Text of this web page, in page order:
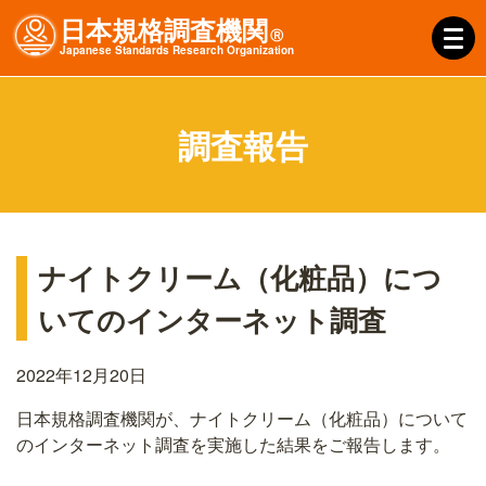
日本規格調査機関Ⓡ
JapaneseStandardsResearchOrganization
調査報告
ナイトクリーム（化粧品）につ
いてのインターネット調査
2022年12月20日
日本規格調査機関が、ナイトクリーム（化粧品）について
のインターネット調査を実施した結果をご報告します。